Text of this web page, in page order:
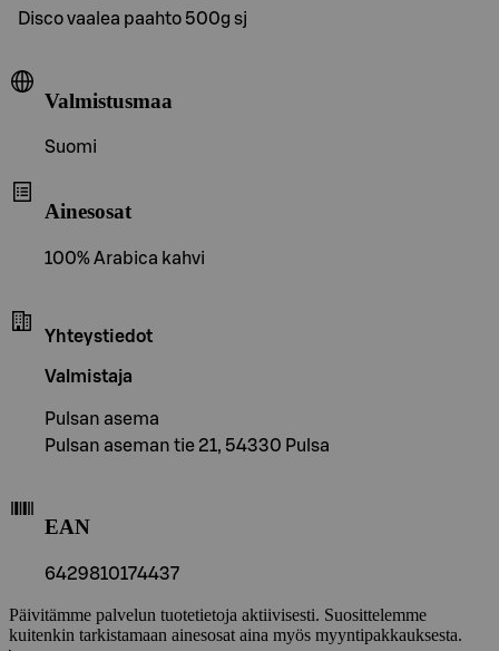
Disco vaalea paahto 500g sj
Valmistusmaa
Suomi
Ainesosat
100% Arabica kahvi
Yhteystiedot
Valmistaja
Pulsan asema
Pulsan aseman tie 21, 54330 Pulsa
EAN
6429810174437
Päivitämme palvelun tuotetietoja aktiivisesti. Suosittelemme
kuitenkin tarkistamaan ainesosat aina myös myyntipakkauksesta.